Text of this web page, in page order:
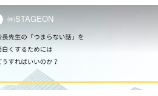
㈱STAGEON